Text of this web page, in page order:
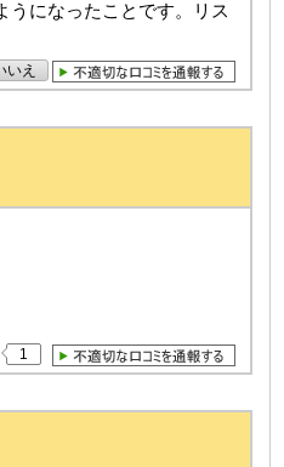
うになったことです。リス
いえ
1